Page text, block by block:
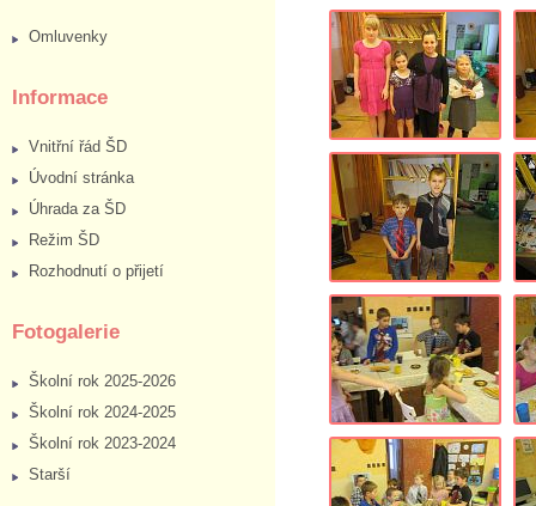
Omluvenky
Informace
Vnitřní řád ŠD
Úvodní stránka
Úhrada za ŠD
Režim ŠD
Rozhodnutí o přijetí
Fotogalerie
Školní rok 2025-2026
Školní rok 2024-2025
Školní rok 2023-2024
Starší